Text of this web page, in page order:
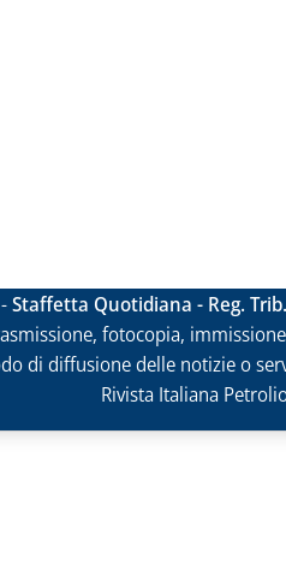
Staffetta Quotidiana - Reg.
fotocopia,
di diffusione delle notizie o
Rivista Italiana